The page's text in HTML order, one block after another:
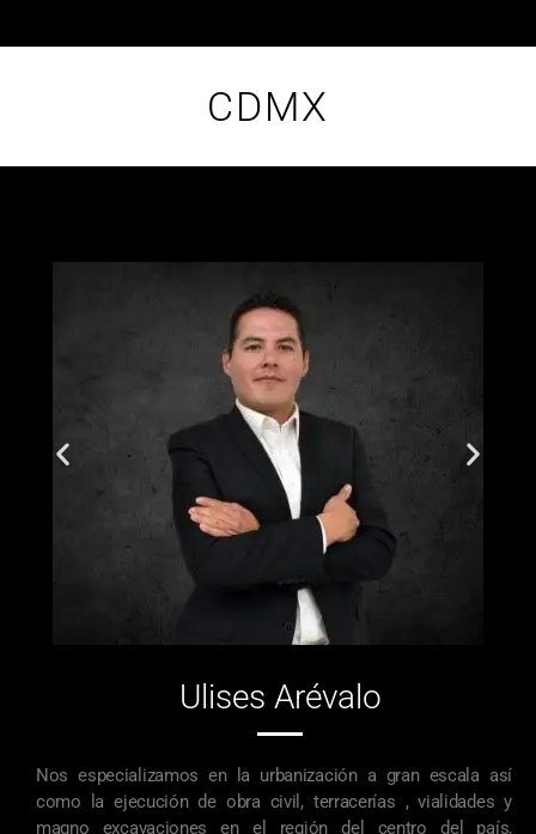
CDMX
Ulises Arévalo
Nos especializamos en la urbanización a gran escala así
como la ejecución de obra civil, terracerías , vialidades y
magno excavaciones en el región del centro del país,